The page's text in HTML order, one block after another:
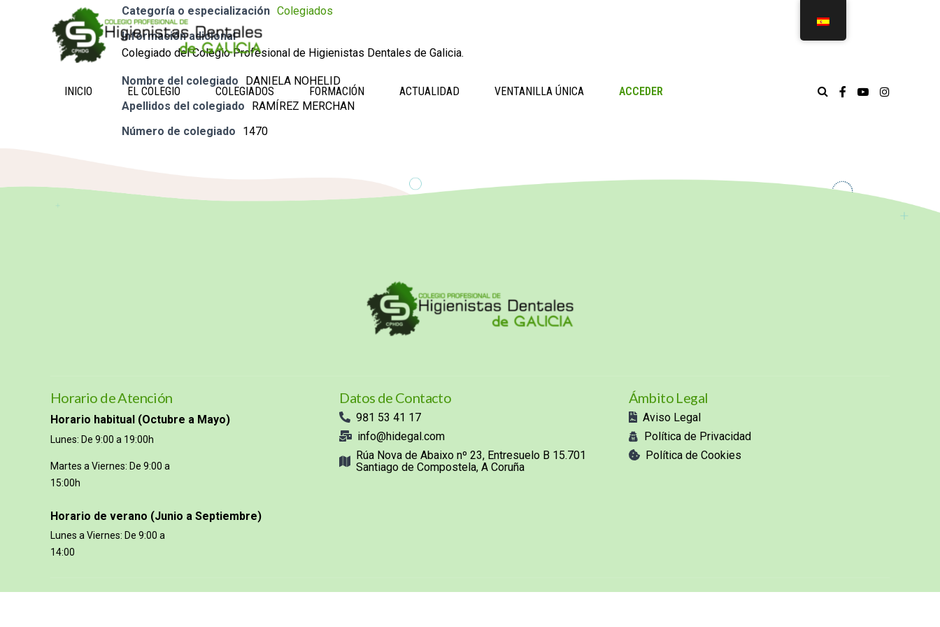
INICIO EL COLEGIO COLEGIADOS FORMACIÓN ACTUALIDAD VENTANILLA ÚNICA ACCEDER
Categoría o especialización Colegiados
Información adicional
Colegiado del Colegio Profesional de Higienistas Dentales de Galicia.
Nombre del colegiado
DANIELA NOHELID
Apellidos del colegiado
RAMÍREZ MERCHAN
Número de colegiado
1470
Horario de Atención
Horario habitual (Octubre a Mayo)
Lunes: De 9:00 a 19:00h
Martes a Viernes: De 9:00 a
15:00h
Horario de verano (Junio a Septiembre)
Lunes a Viernes: De 9:00 a
14:00
Datos de Contacto
981 53 41 17
info@hidegal.com
Rúa Nova de Abaixo nº 23, Entresuelo B 15.701
Santiago de Compostela, A Coruña
Ámbito Legal
Aviso Legal
Política de Privacidad
Política de Cookies